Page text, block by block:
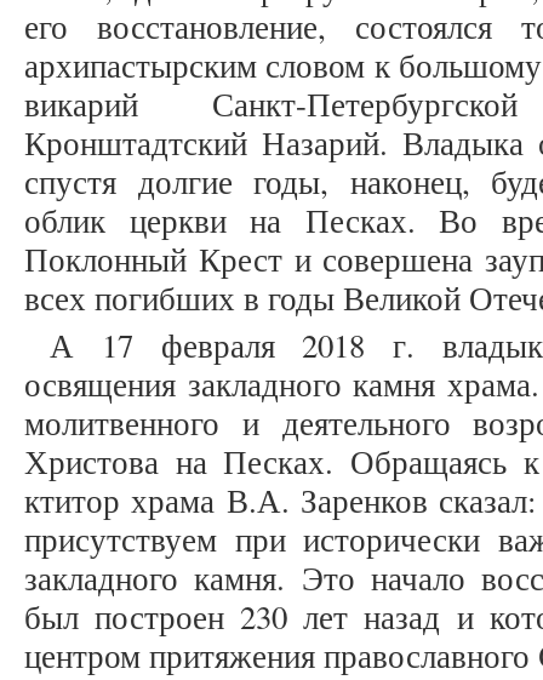
его восстановление,
архипастырским словом к
викарий Санкт-
Кронштадтский Назарий. Владыка
спустя долгие годы, наконец,
облик церкви на Песках. Во
Поклонный Крест и совершена
всех погибших в годы Великой
А 17 февраля 2018 г.
освящения закладного камня
молитвенного и деятельного
Христова на Песках. Обращаясь
ктитор храма В.А. Заренков
присутствуем при исторически
закладного камня. Это начало
был построен 230 лет назад и
центром притяжения